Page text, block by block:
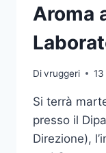
Aroma
Divruggeri
Si terrà
presso il
Direzione),